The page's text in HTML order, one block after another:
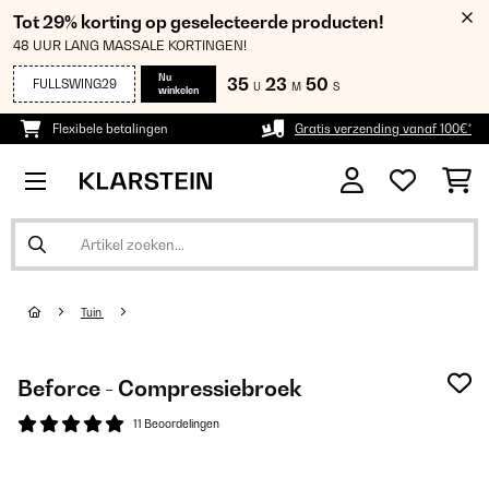
Tot 29% korting op geselecteerde producten!
48 UUR LANG MASSALE KORTINGEN!
FULLSWING29
Nu
winkelen
35 U 23 M 50 S
Flexibele betalingen Gratis verzending vanaf 100€*
Tuin
Beforce - Compressiebroek
11 Beoordelingen